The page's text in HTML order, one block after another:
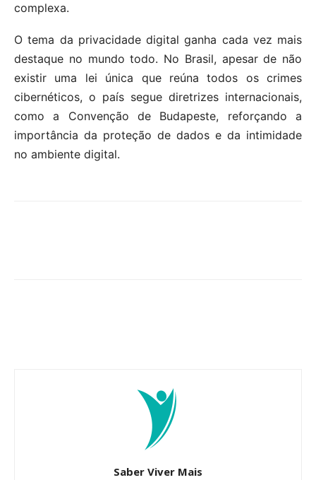
complexa.
O tema da privacidade digital ganha cada vez mais
destaque no mundo todo. No Brasil, apesar de não
existir uma lei única que reúna todos os crimes
cibernéticos, o país segue diretrizes internacionais,
como a Convenção de Budapeste, reforçando a
importância da proteção de dados e da intimidade
no ambiente digital.
Saber Viver Mais